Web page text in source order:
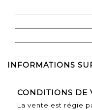
INFORMATIONS
CONDITIONS DE
La vente est régie